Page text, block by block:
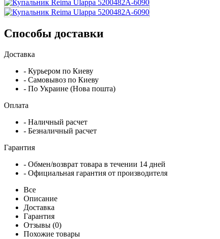
Способы доставки
Доставка
- Курьером по Киеву
- Самовывоз по Киеву
- По Украине (Нова пошта)
Оплата
- Наличный расчет
- Безналичный расчет
Гарантия
- Обмен/возврат товара в течении 14 дней
- Официальная гарантия от производителя
Все
Описание
Доставка
Гарантия
Отзывы (0)
Похожие товары